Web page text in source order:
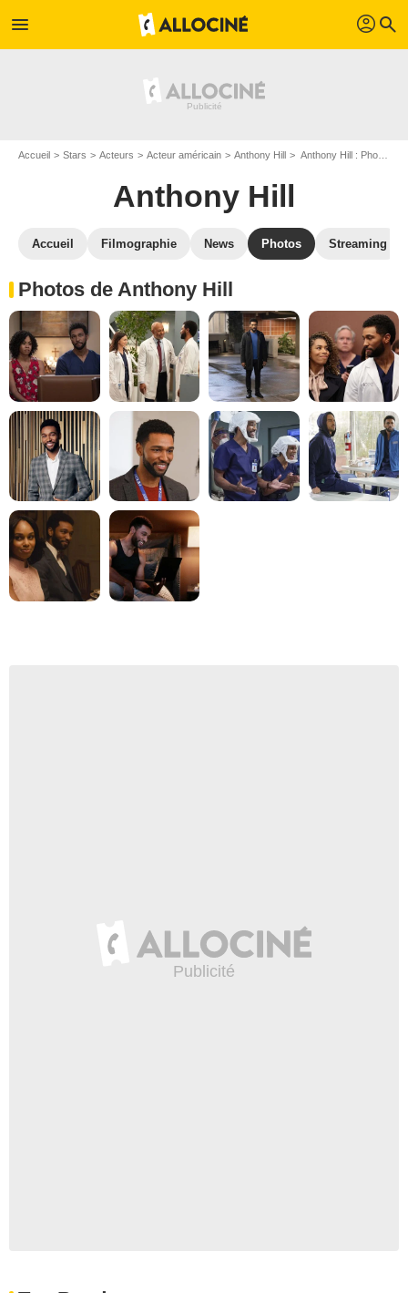
menu profil search
Accueil Stars Acteurs Acteur américain Anthony Hill Anthony Hill : Photos de ses films et séries
Anthony Hill
Accueil Filmographie News Photos Streaming
Photos de Anthony Hill